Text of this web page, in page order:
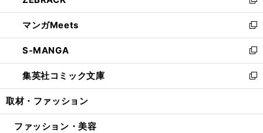
開
く
ウ
で
開
く
ン
ド
ウ
で
開
く
ウ
ィ
ン
ド
ウ
で
開
新
し
い
ウ
ィ
ン
ド
ウ
開
マンガMeets
新
し
い
ウ
ィ
ン
ウ
S-MANGA
新
し
い
ウ
ン
集英社コミック文庫
新
し
ウ
取材・ファッション
ファッション・美容